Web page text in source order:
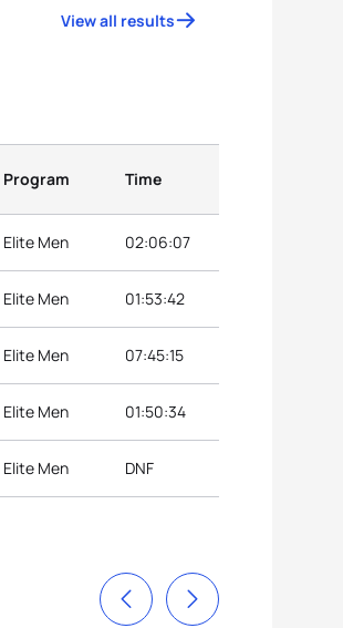
View all results
Program Time
Elite Men 02:06:07
Elite Men 01:53:42
Elite Men 07:45:15
Elite Men 01:50:34
Elite Men DNF